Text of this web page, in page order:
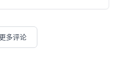
多评论